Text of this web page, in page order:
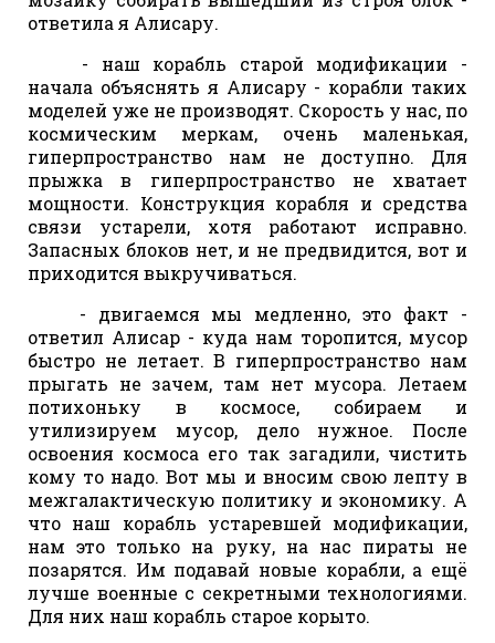
ответила я Алисару.
- наш корабль старой модификации -
начала объяснять я Алисару - корабли таких
моделей уже не производят. Скорость у нас, по
космическим меркам, очень маленькая,
гиперпространство нам не доступно. Для
прыжка в гиперпространство не хватает
мощности. Конструкция корабля и средства
связи устарели, хотя работают исправно.
Запасных блоков нет, и не предвидится, вот и
приходится выкручиваться.
- двигаемся мы медленно, это факт -
ответил Алисар - куда нам торопится, мусор
быстро не летает. В гиперпространство нам
прыгать не зачем, там нет мусора. Летаем
потихоньку в космосе, собираем и
утилизируем мусор, дело нужное. После
освоения космоса его так загадили, чистить
кому то надо. Вот мы и вносим свою лепту в
межгалактическую политику и экономику. А
что наш корабль устаревшей модификации,
нам это только на руку, на нас пираты не
позарятся. Им подавай новые корабли, а ещё
лучше военные с секретными технологиями.
Для них наш корабль старое корыто.